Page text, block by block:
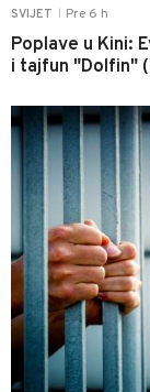
SVIJET Pre 6 h
Poplave u Kini:
i tajfun "Dolfin"